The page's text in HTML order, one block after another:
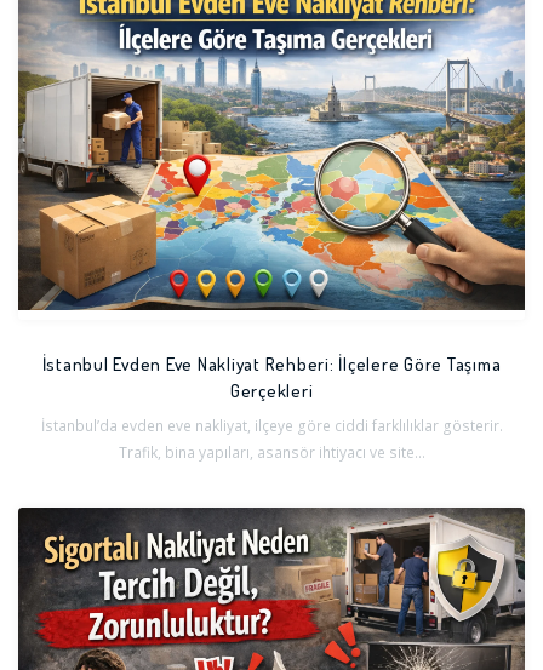
İstanbul Evden Eve Nakliyat Rehberi: İlçelere Göre Taşıma
Gerçekleri
İstanbul’da evden eve nakliyat, ilçeye göre ciddi farklılıklar gösterir.
Trafik, bina yapıları, asansör ihtiyacı ve site...